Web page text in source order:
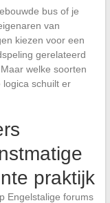
bus of je
van
kiezen voor een
gerelateerd
welke soorten
logica schuilt er
praktijk
Engelstalige forums